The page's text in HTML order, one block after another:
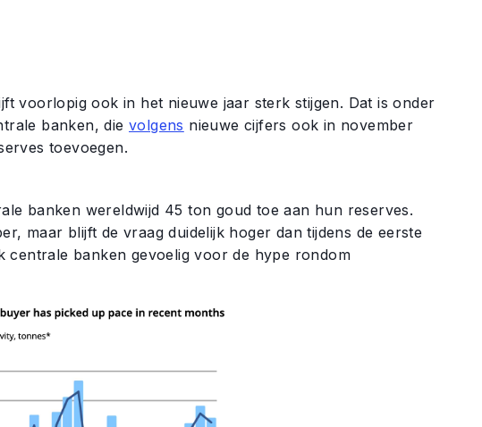
voorlopig ook in het nieuwe jaar sterk stijgen. Dat is onder
banken, die volgens nieuwe cijfers ook in november
toevoegen.
banken wereldwijd 45 ton goud toe aan hun reserves.
maar blijft de vraag duidelijk hoger dan tijdens de eerste
centrale banken gevoelig voor de hype rondom